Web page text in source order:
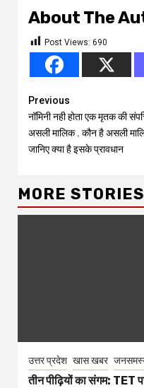
About The
Post Views: 690
Continue
Reading
Previous
नॉमिनी नही होता एक मृतक की
असली मालिक . कौन है असली
जानिए क्या है इसके प्रावधान
MORE STORIES
उत्तर प्रदेश खास खबर
तीन पीढ़ियों का संगम: TET